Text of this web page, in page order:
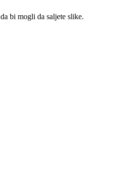
da bi mogli da saljete slike.